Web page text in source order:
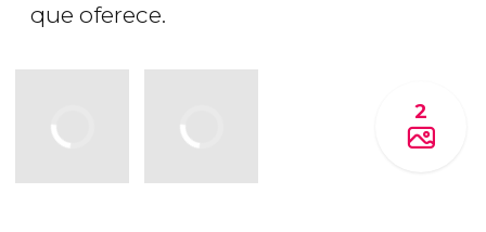
que oferece.
2